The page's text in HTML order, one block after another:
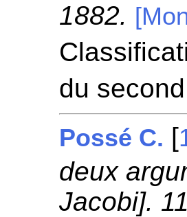
1882.
du
Possé C. [
deux
Jacobi].